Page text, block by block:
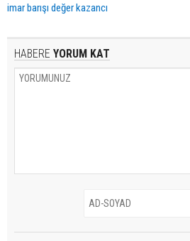
imar barışı değer kazancı
HABERE YORUM KAT